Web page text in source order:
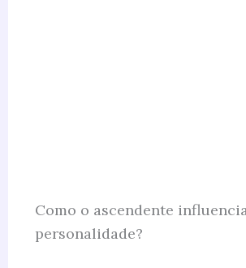
Como o ascendente
personalidade?